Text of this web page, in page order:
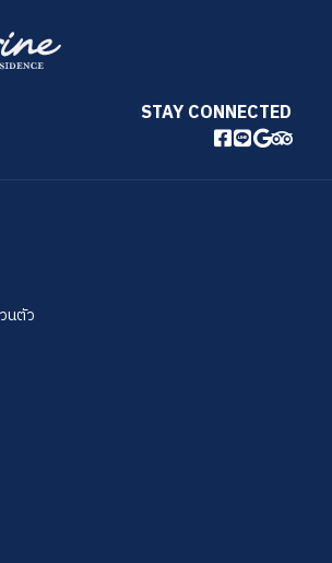
STAY CONNECTED
นตัว